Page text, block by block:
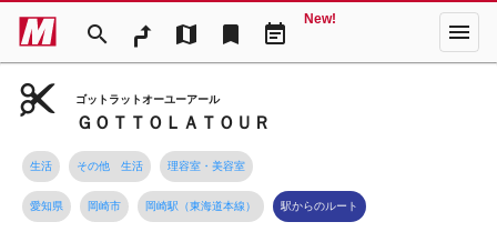
search map bookmark event_note
New! menu
ゴットラットオーユーアール
ＧＯＴＴＯＬＡＴＯＵＲ
生活 その他 生活 理容室・美容室
愛知県 岡崎市 岡崎駅（東海道本線） 駅からのルート